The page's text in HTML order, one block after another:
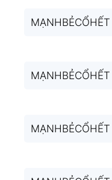
MẠNHBẺCỔHẾT
MẠNHBẺCỔHẾT
MẠNHBẺCỔHẾT